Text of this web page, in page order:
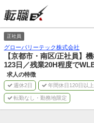
正社員
グローバリーテック株式会社
【京都市・南区/正社員】
123日／残業20H程度で
求人の特徴
週休2日 年間休日120日以上
転勤なし・勤務地限定